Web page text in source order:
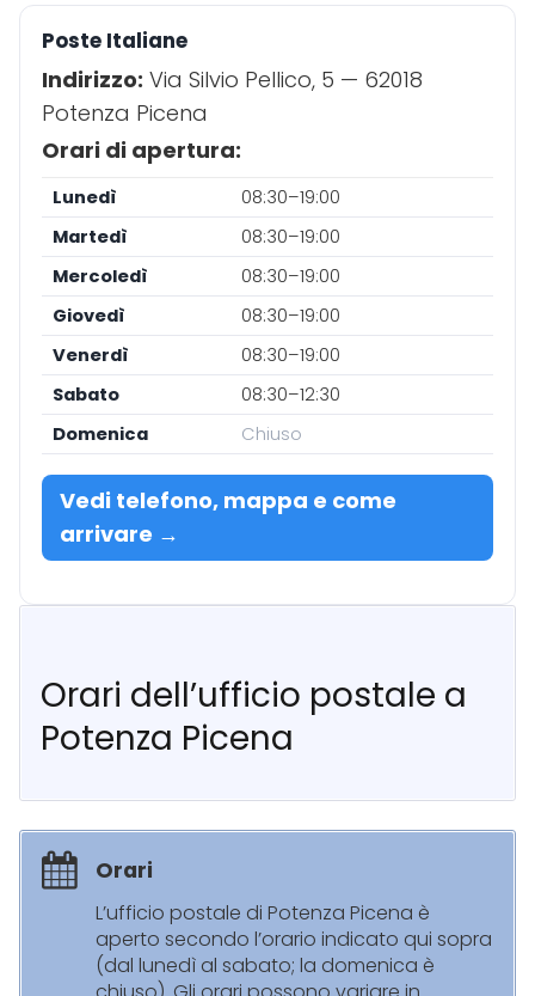
Poste Italiane
Indirizzo: Via Silvio Pellico, 5 — 62018
Potenza Picena
Orari di apertura:
Lunedì
08:30–19:00
Martedì
08:30–19:00
Mercoledì
08:30–19:00
Giovedì
08:30–19:00
Venerdì
08:30–19:00
Sabato
08:30–12:30
Domenica
Chiuso
Vedi telefono, mappa e come
arrivare →
Orari dell’ufficio postale a
Potenza Picena
Orari
L’ufficio postale di Potenza Picena è
aperto secondo l’orario indicato qui sopra
(dal lunedì al sabato; la domenica è